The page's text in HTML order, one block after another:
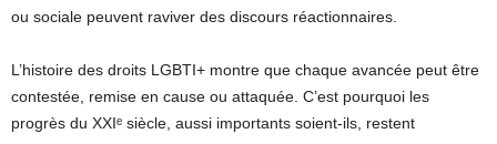
ou sociale peuvent raviver des discours réactionnaires.
L’histoire des droits LGBTI+ montre que chaque avancée peut être
contestée, remise en cause ou attaquée. C’est pourquoi les
progrès du XXIᵉ siècle, aussi importants soient-ils, restent